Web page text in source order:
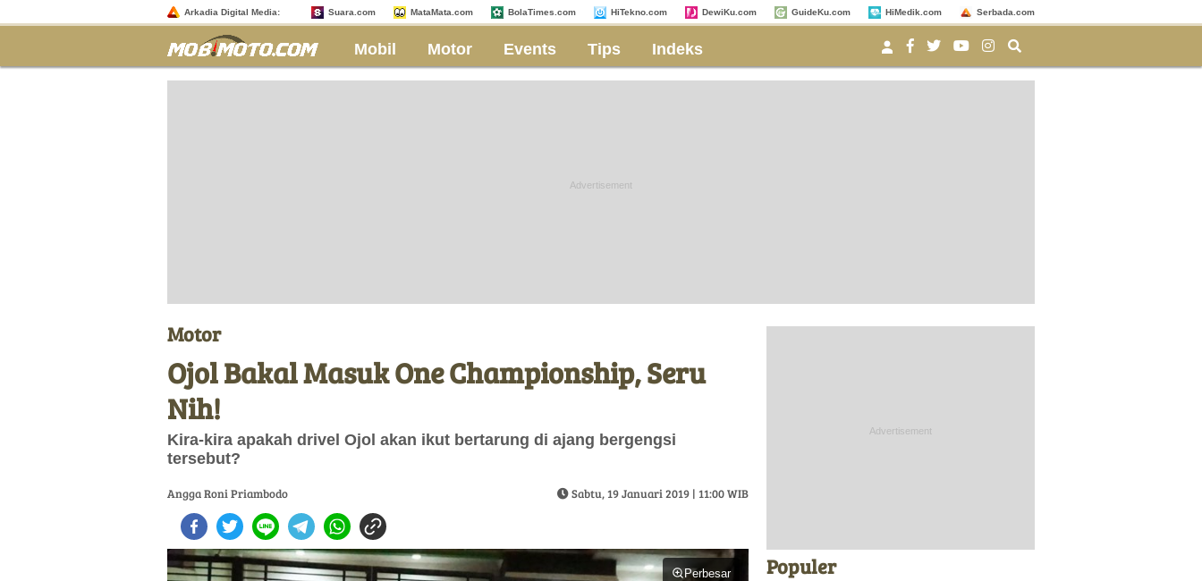
Arkadia Digital Media: Suara.com MataMata.com BolaTimes.com HiTekno.com DewiKu.com GuideKu.com HiMedik.com Serbada.com
Mobil Motor Events Tips Indeks
Motor
Ojol Bakal Masuk One Championship, Seru
Nih!
Kira-kira apakah drivel Ojol akan ikut bertarung di ajang bergengsi
tersebut?
Angga Roni Priambodo Sabtu, 19 Januari 2019 | 11:00 WIB
Perbesar Populer